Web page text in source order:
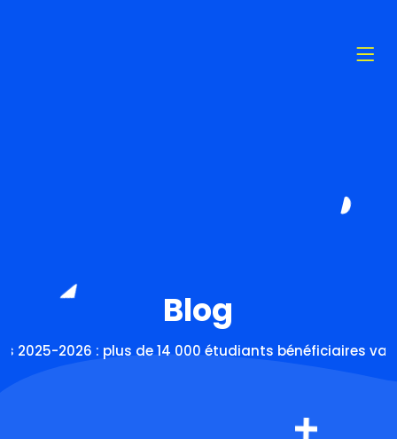
Blog
2025-2026 : plus de 14 000 étudiants bénéficiaires